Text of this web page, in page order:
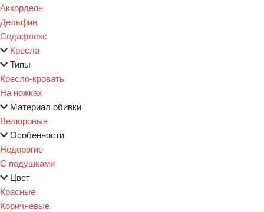
Аккордеон
Дельфин
Седафлекс
Кресла
Типы
Кресло-кровать
На ножках
Материал обивки
Велюровые
Особенности
Недорогие
С подушками
Цвет
Красные
Коричневые